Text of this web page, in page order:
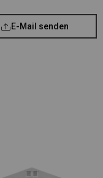
E-Mail senden